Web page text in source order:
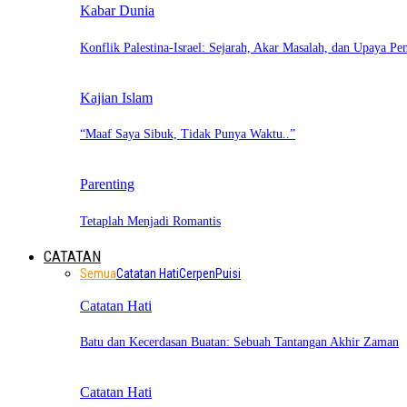
Kabar Dunia
Konflik Palestina-Israel: Sejarah, Akar Masalah, dan Upaya
Kajian Islam
“Maaf Saya Sibuk, Tidak Punya Waktu..”
Parenting
Tetaplah Menjadi Romantis
CATATAN
SemuaCatatan HatiCerpenPuisi
Catatan Hati
Batu dan Kecerdasan Buatan: Sebuah Tantangan Akhir Zaman
Catatan Hati